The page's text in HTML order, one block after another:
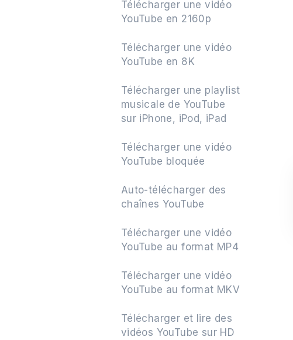
Télécharger une vidéo
YouTube en 2160p
Télécharger une vidéo
YouTube en 8K
Télécharger une playlist
musicale de YouTube
sur iPhone, iPod, iPad
Télécharger une vidéo
YouTube bloquée
Auto-télécharger des
chaînes YouTube
Télécharger une vidéo
YouTube au format MP4
Télécharger une vidéo
YouTube au format MKV
Télécharger et lire des
vidéos YouTube sur HD